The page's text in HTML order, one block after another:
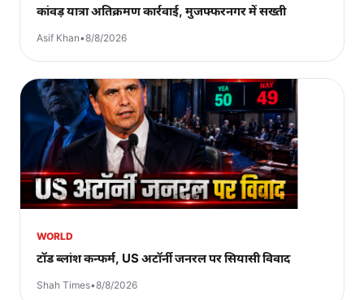
कांवड़ यात्रा अतिक्रमण कार्रवाई, मुजफ्फरनगर में सख्ती
Asif Khan•8/8/2026
WORLD
टॉड ब्लांश कन्फर्म, US अटॉर्नी जनरल पर सियासी विवाद
Shah Times•8/8/2026